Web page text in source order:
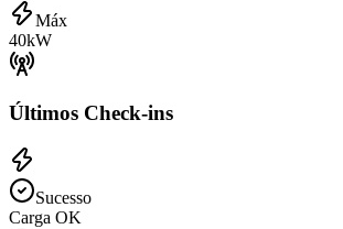
Máx
40kW
Últimos Check-ins
Sucesso
Carga OK